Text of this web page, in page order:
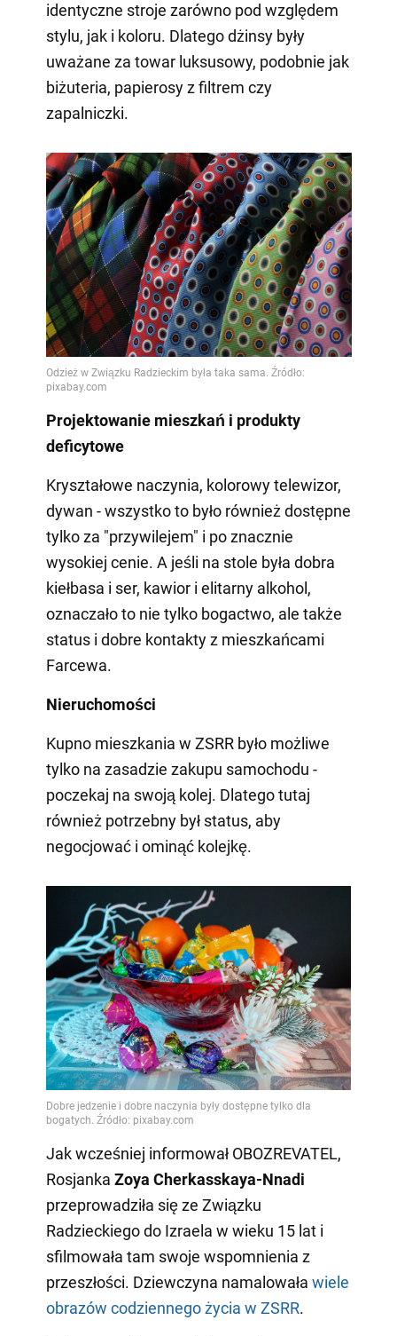
identyczne stroje zarówno pod względem
stylu, jak i koloru. Dlatego dżinsy były
uważane za towar luksusowy, podobnie jak
biżuteria, papierosy z filtrem czy
zapalniczki.
Projektowanie mieszkań i produkty
deficytowe
Kryształowe naczynia, kolorowy telewizor,
dywan - wszystko to było również dostępne
tylko za "przywilejem" i po znacznie
wysokiej cenie. A jeśli na stole była dobra
kiełbasa i ser, kawior i elitarny alkohol,
oznaczało to nie tylko bogactwo, ale także
status i dobre kontakty z mieszkańcami
Farcewa.
Nieruchomości
Kupno mieszkania w ZSRR było możliwe
tylko na zasadzie zakupu samochodu -
poczekaj na swoją kolej. Dlatego tutaj
również potrzebny był status, aby
negocjować i ominąć kolejkę.
Jak wcześniej informował OBOZREVATEL,
Rosjanka Zoya Cherkasskaya-Nnadi
przeprowadziła się ze Związku
Radzieckiego do Izraela w wieku 15 lat i
sfilmowała tam swoje wspomnienia z
przeszłości. Dziewczyna namalowała wiele
obrazów codziennego życia w ZSRR.